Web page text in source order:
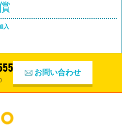
入
お問い合わせ